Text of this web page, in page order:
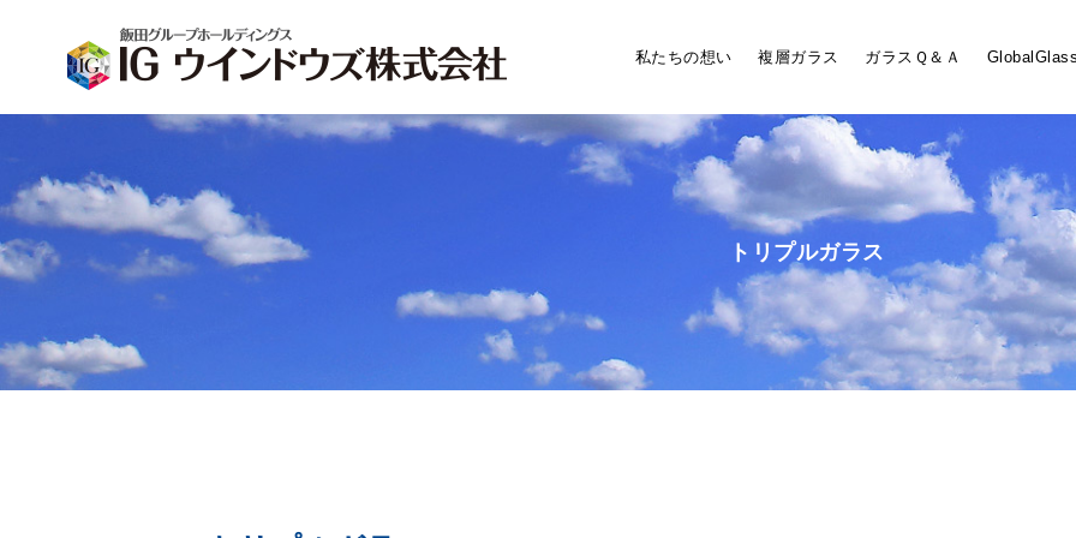
私たちの想い 複層ガラス ガラスＱ＆Ａ
トリプルガラス